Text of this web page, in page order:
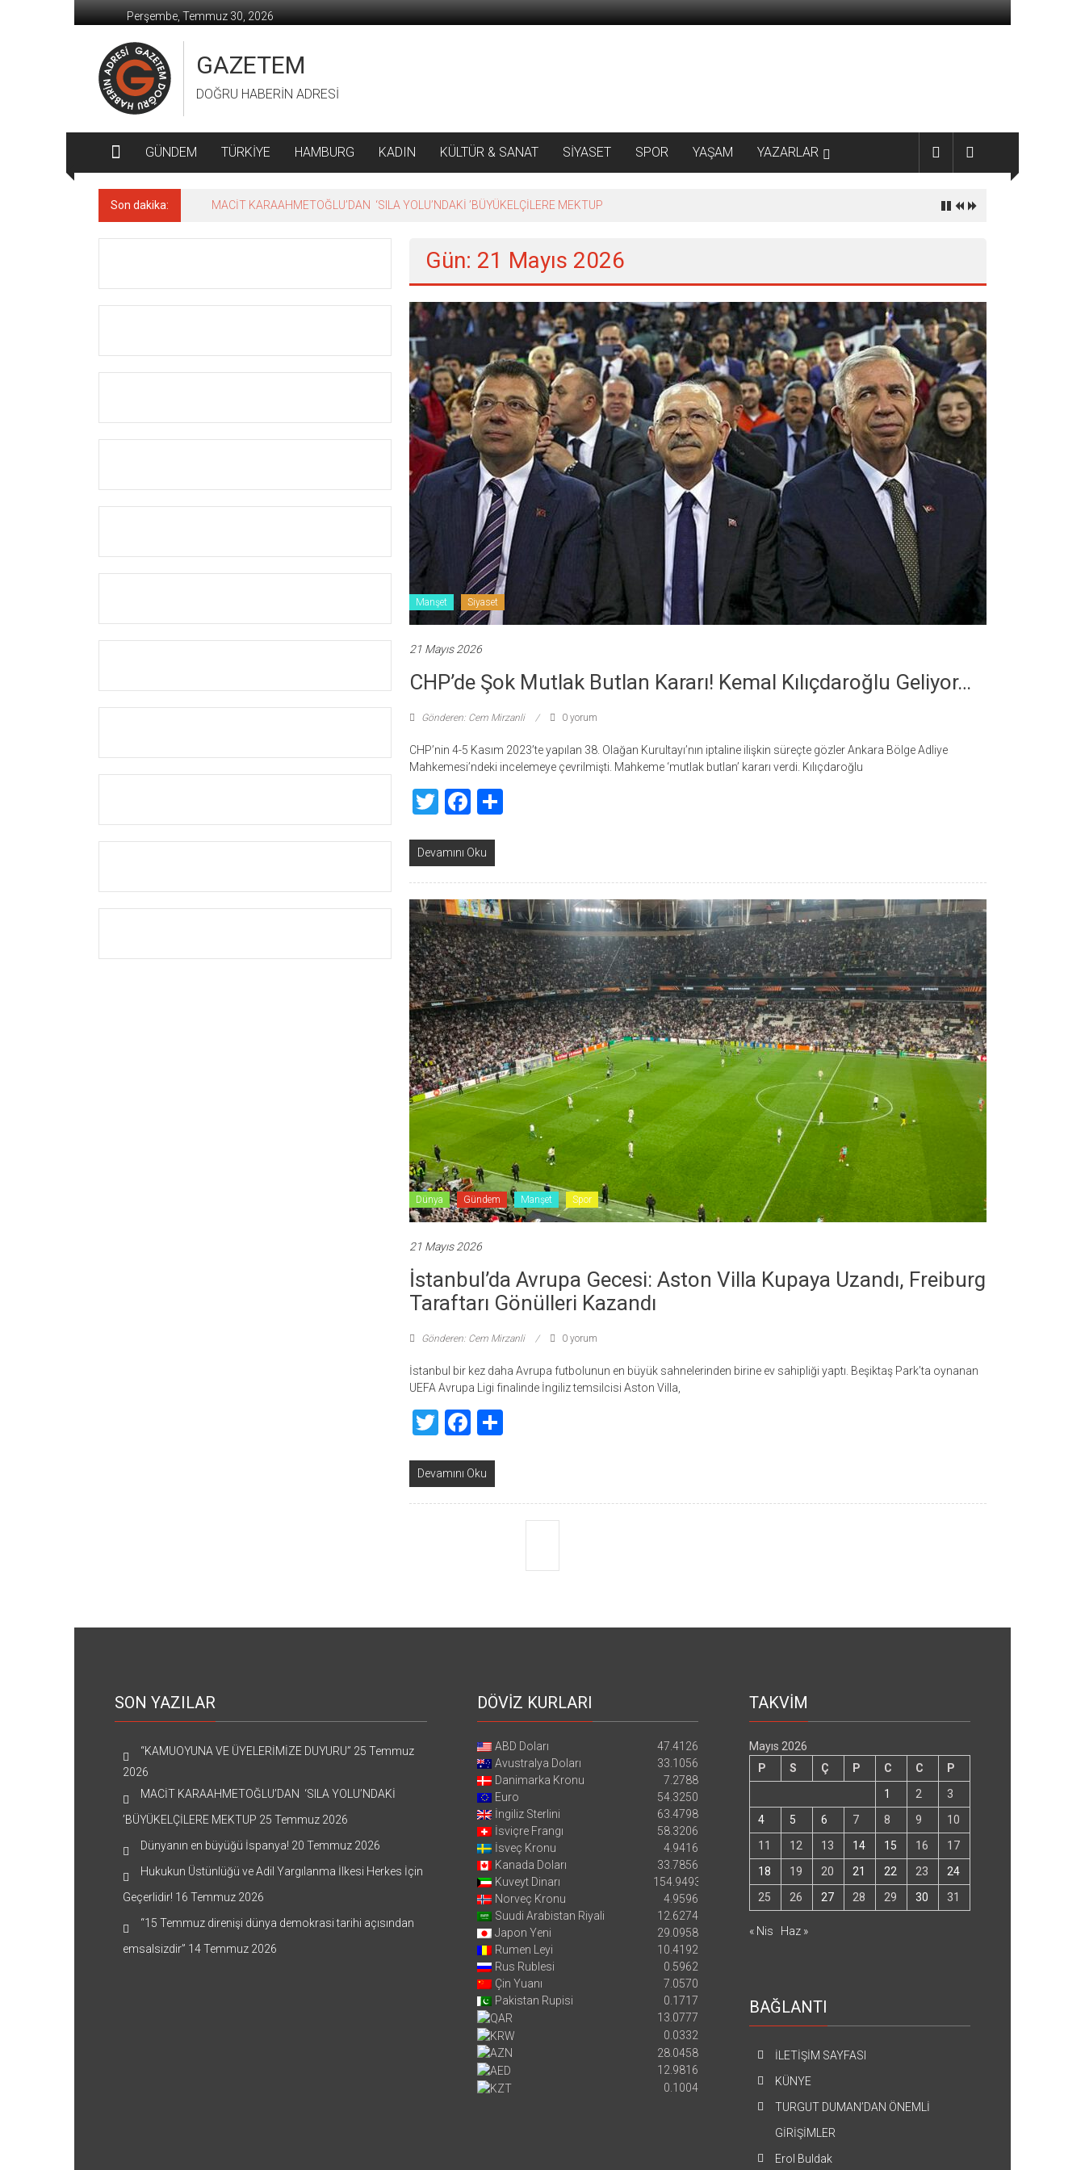
geç
Perşembe, Temmuz 30, 2026
GAZETEM
DOĞRU HABERİN ADRESİ
GÜNDEM TÜRKİYE HAMBURG KADIN KÜLTÜR & SANAT SİYASET SPOR YAŞAM YAZARLAR
Son dakika: MACİT KARAAHMETOĞLU’DAN ‘SILA YOLU’NDAKİ ’BÜYÜKELÇİLERE MEKTUP
Gün: 21 Mayıs 2026
Manşet Siyaset
21 Mayıs 2026
CHP’de Şok Mutlak Butlan Kararı! Kemal Kılıçdaroğlu Geliyor…
Gönderen: Cem Mirzanli 0 yorum
CHP’nin 4-5 Kasım 2023’te yapılan 38. Olağan Kurultayı’nın iptaline ilişkin süreçte gözler Ankara Bölge Adliye
Mahkemesi’ndeki incelemeye çevrilmişti. Mahkeme ‘mutlak butlan’ kararı verdi. Kılıçdaroğlu
TwitterFacebook
Devamını Oku
Dünya Gündem Manşet Spor
21 Mayıs 2026
İstanbul’da Avrupa Gecesi: Aston Villa Kupaya Uzandı, Freiburg
Taraftarı Gönülleri Kazandı
Gönderen: Cem Mirzanli 0 yorum
İstanbul bir kez daha Avrupa futbolunun en büyük sahnelerinden birine ev sahipliği yaptı. Beşiktaş Park’ta oynanan
UEFA Avrupa Ligi finalinde İngiliz temsilcisi Aston Villa,
TwitterFacebook
Devamını Oku
SON YAZILAR
“KAMUOYUNA VE ÜYELERİMİZE DUYURU” 25 Temmuz
2026
MACİT KARAAHMETOĞLU’DAN ‘SILA YOLU’NDAKİ
’BÜYÜKELÇİLERE MEKTUP 25 Temmuz 2026
Dünyanın en büyüğü İspanya! 20 Temmuz 2026
Hukukun Üstünlüğü ve Adil Yargılanma İlkesi Herkes İçin
Geçerlidir! 16 Temmuz 2026
“15 Temmuz direnişi dünya demokrasi tarihi açısından
emsalsizdir” 14 Temmuz 2026
DÖVİZ KURLARI
ABD Doları
47.4126
Avustralya Doları
33.1056
Danimarka Kronu
7.2788
Euro
54.3250
İngiliz Sterlini
63.4798
İsviçre Frangı
58.3206
İsveç Kronu
4.9416
Kanada Doları
33.7856
Kuveyt Dinarı
154.9493
Norveç Kronu
4.9596
Suudi Arabistan Riyali
12.6274
Japon Yeni
29.0958
Rumen Leyi
10.4192
Rus Rublesi
0.5962
Çin Yuanı
7.0570
Pakistan Rupisi
0.1717
13.0777
0.0332
28.0458
12.9816
0.1004
TAKVİM
Mayıs 2026
P
S Ç P C C
P
1
2
3
4
5 6 7 8 9
10
11
12 13 14 15 16
17
18
19 20 21 22 23
24
25
26 27 28 29 30 31
« Nis Haz »
BAĞLANTI
İLETİŞİM SAYFASI
KÜNYE
TURGUT DUMAN’DAN ÖNEMLİ
GİRİŞİMLER
Erol Buldak